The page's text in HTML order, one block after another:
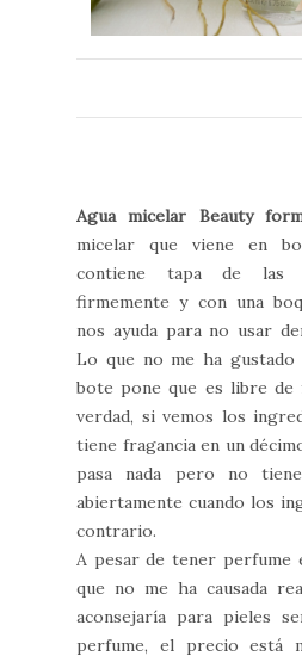
Agua micelar Beauty
micelar que viene en
contiene tapa de las
firmemente y con una
nos ayuda para no usar
Lo que no me ha gustado
bote pone que es libre de
verdad, si vemos los
tiene fragancia en un
pasa nada pero no
abiertamente cuando los
contrario.
A pesar de tener perfume
que no me ha causada
aconsejaría para pieles
perfume, el precio está